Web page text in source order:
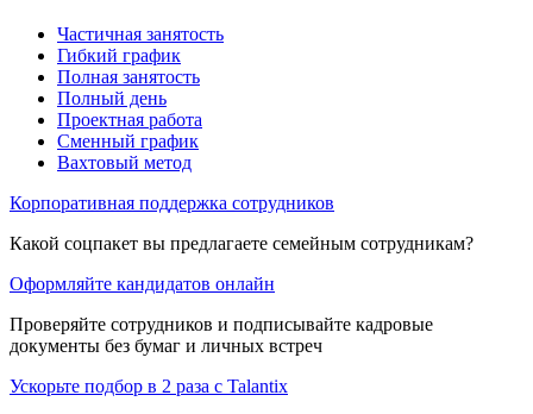
Частичная занятость
Гибкий график
Полная занятость
Полный день
Проектная работа
Сменный график
Вахтовый метод
Корпоративная поддержка сотрудников
Какой соцпакет вы предлагаете семейным сотрудникам?
Оформляйте кандидатов онлайн
Проверяйте сотрудников и подписывайте кадровые
документы без бумаг и личных встреч
Ускорьте подбор в 2 раза с Talantix